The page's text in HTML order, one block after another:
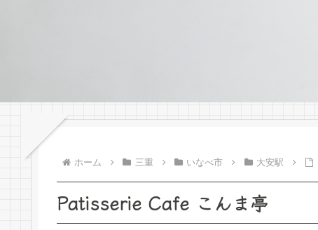
ホーム 三重 いなべ市 大安駅
Patisserie Cafe こんま亭